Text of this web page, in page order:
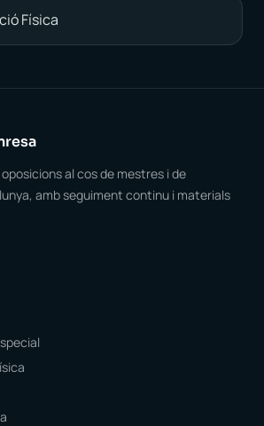
Física
al cos de mestres i de
amb seguiment continu i materials